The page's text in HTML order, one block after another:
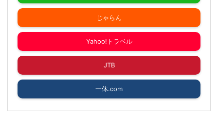
じゃらん
Yahoo!トラベル
JTB
一休.com